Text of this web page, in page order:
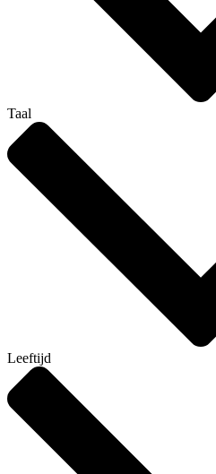
Taal
Leeftijd